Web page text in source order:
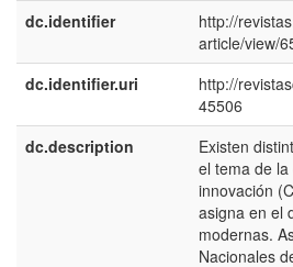
dc.identifier
http://
article/view/
dc.identifier.uri
http://
45506
dc.description
Existen
el tema de
innovación
asigna en el
modernas.
Nacionales